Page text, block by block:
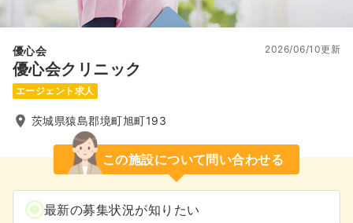
優心会
優心会クリニック
2026/06/10更新
エージェント求人
茨城県猿島郡境町旭町193
この施設について問い合わせる
最新の募集状況が知りたい